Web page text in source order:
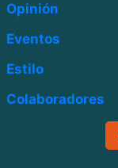
Opinión
Eventos
Estilo
Colaboradores